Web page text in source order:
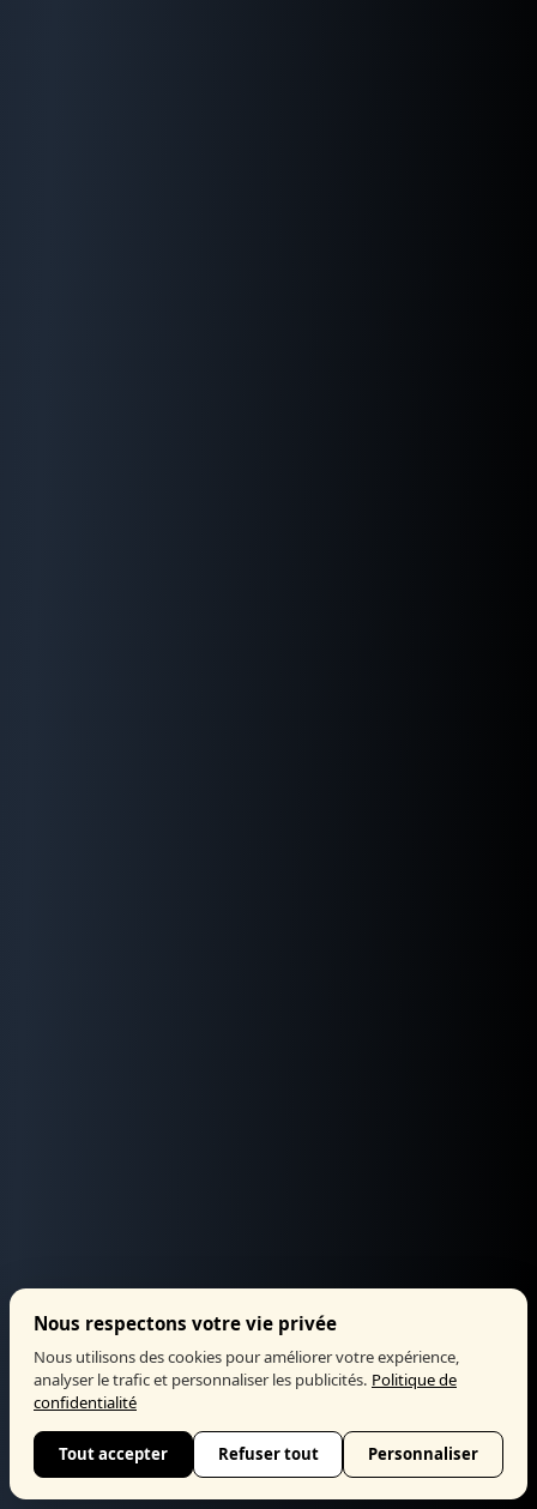
Nous respectons votre vie privée
Nous utilisons des cookies pour améliorer votre expérience,
analyser le trafic et personnaliser les publicités. Politique de
confidentialité
Tout accepter Refuser tout Personnaliser